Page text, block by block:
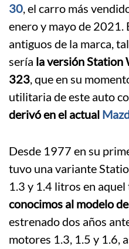
30, el carro más
enero y mayo de 2021.
antiguos de la marca,
sería la versión Station
323, que en su
utilitaria de este auto
derivó en el actual
Desde 1977 en su
tuvo una variante
1.3 y 1.4 litros en
conocimos al modelo
estrenado dos años
motores 1.3, 1.5 y 1.6,